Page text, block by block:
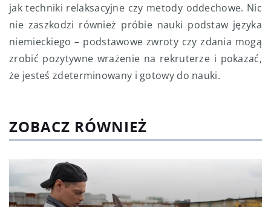
jak techniki relaksacyjne czy metody oddechowe. Nic
nie zaszkodzi również próbie nauki podstaw języka
niemieckiego – podstawowe zwroty czy zdania mogą
zrobić pozytywne wrażenie na rekruterze i pokazać,
że jesteś zdeterminowany i gotowy do nauki.
ZOBACZ RÓWNIEŻ